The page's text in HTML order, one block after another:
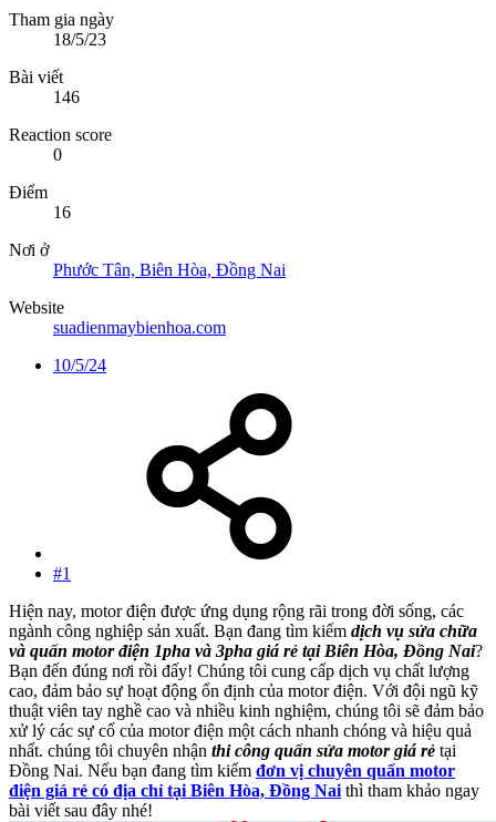
Tham gia ngày
18/5/23
Bài viết
146
Reaction score
0
Điểm
16
Nơi ở
Phước Tân, Biên Hòa, Đồng Nai
Website
suadienmaybienhoa.com
10/5/24
#1
Hiện nay, motor điện được ứng dụng rộng rãi trong đời sống, các
ngành công nghiệp sản xuất. Bạn đang tìm kiếm dịch vụ sửa chữa
và quấn motor điện 1pha và 3pha giá rẻ tại Biên Hòa, Đồng Nai?
Bạn đến đúng nơi rồi đấy! Chúng tôi cung cấp dịch vụ chất lượng
cao, đảm bảo sự hoạt động ổn định của motor điện. Với đội ngũ kỹ
thuật viên tay nghề cao và nhiều kinh nghiệm, chúng tôi sẽ đảm bảo
xử lý các sự cố của motor điện một cách nhanh chóng và hiệu quả
nhất. chúng tôi chuyên nhận thi công quấn sửa motor giá rẻ tại
Đồng Nai. Nếu bạn đang tìm kiếm đơn vị chuyên quấn motor
điện giá rẻ có địa chỉ tại Biên Hòa, Đồng Nai thì tham khảo ngay
bài viết sau đây nhé!